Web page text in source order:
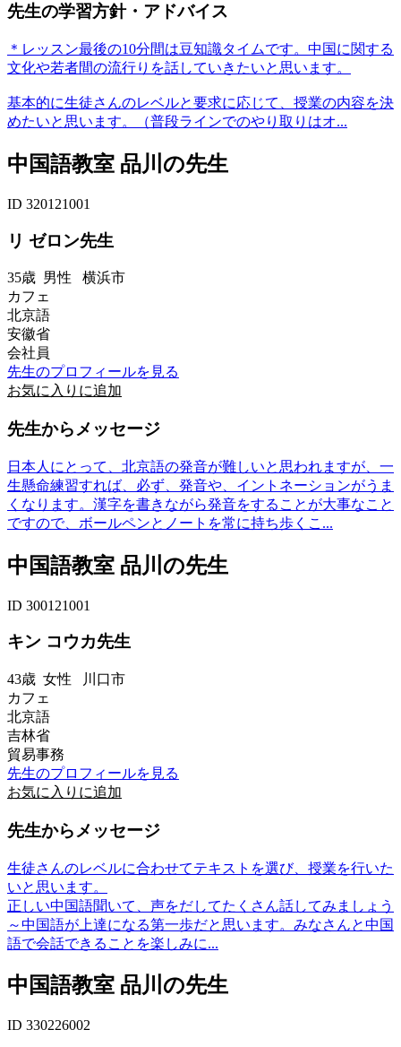
先生の学習方針・アドバイス
＊レッスン最後の10分間は豆知識タイムです。中国に関する
文化や若者間の流行りを話していきたいと思います。
基本的に生徒さんのレベルと要求に応じて、授業の内容を決
めたいと思います。（普段ラインでのやり取りはオ...
中国語教室 品川の先生
ID 320121001
リ ゼロン先生
35歳 男性 横浜市
カフェ
北京語
安徽省
会社員
先生のプロフィールを見る
お気に入りに追加
先生からメッセージ
日本人にとって、北京語の発音が難しいと思われますが、一
生懸命練習すれば、必ず、発音や、イントネーションがうま
くなります。漢字を書きながら発音をすることが大事なこと
ですので、ボールペンとノートを常に持ち歩くこ...
中国語教室 品川の先生
ID 300121001
キン コウカ先生
43歳 女性 川口市
カフェ
北京語
吉林省
貿易事務
先生のプロフィールを見る
お気に入りに追加
先生からメッセージ
生徒さんのレベルに合わせてテキストを選び、授業を行いた
いと思います。
正しい中国語聞いて、声をだしてたくさん話してみましょう
～中国語が上達になる第一歩だと思います。みなさんと中国
語で会話できることを楽しみに...
中国語教室 品川の先生
ID 330226002